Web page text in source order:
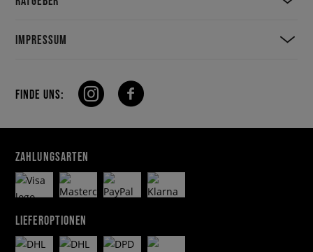
IMPRESSUM
FINDE UNS:
ZAHLUNGSARTEN
LIEFEROPTIONEN